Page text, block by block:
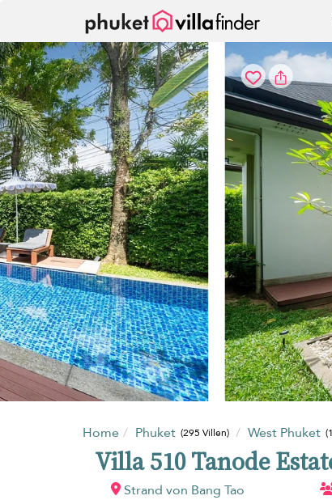
Home Phuket (295 Villen) West Phuket
Villa 510 Tanode
Strand von Bang Tao
Cookie-Einstellungen